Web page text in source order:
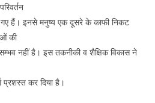
हैं। इनसे मनुष्य एक दूसरे के काफी निकट
की
नहीं है। इस तकनीकी व शैक्षिक विकास ने
प्रशस्त कर दिया है।